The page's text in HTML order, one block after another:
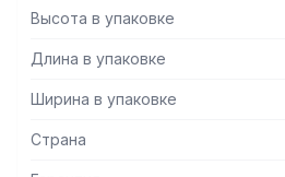
Высота в упаковке
Длина в упаковке
Ширина в упаковке
Страна